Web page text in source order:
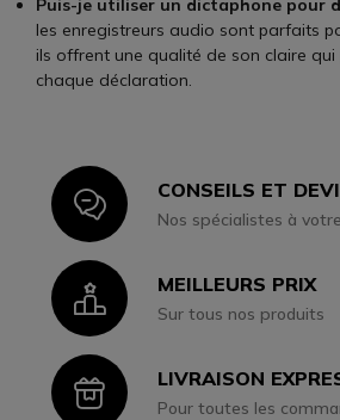
Puis-je utiliser un dictaphone pour
les enregistreurs audio sont parfaits
ils offrent une qualité de son claire
chaque déclaration.
IconCONSEILS ET
Nos spécialistes à
IconMEILLEURS PRIX
Sur tous nos produits
IconLIVRAISON
Pour toutes les